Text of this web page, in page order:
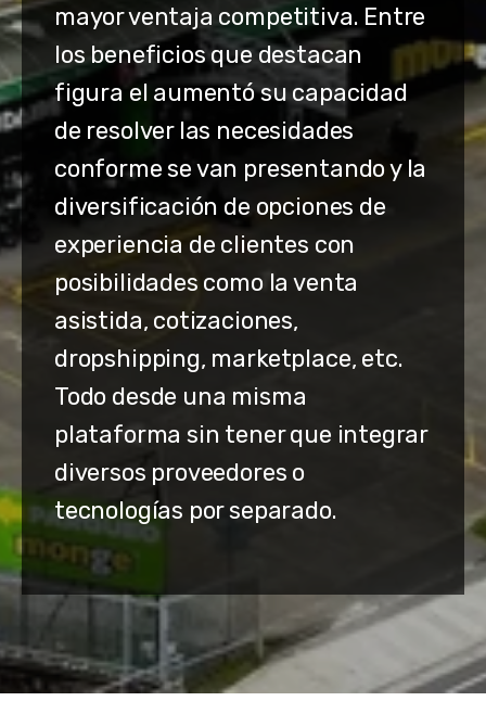
mayor ventaja competitiva. Entre
los beneficios que destacan
figura el aumentó su capacidad
de resolver las necesidades
conforme se van presentando y la
diversificación de opciones de
experiencia de clientes con
posibilidades como la venta
asistida, cotizaciones,
dropshipping, marketplace, etc.
Todo desde una misma
plataforma sin tener que integrar
diversos proveedores o
tecnologías por separado.